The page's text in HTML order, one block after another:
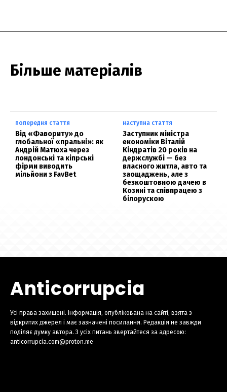
Більше матеріалів
попередня стаття
Від «Фавориту» до
глобальної «пральні»: як
Андрій Матюха через
лондонські та кіпрські
фірми виводить
мільйони з FavBet
наступна стаття
Заступник міністра
економіки Віталій
Кіндратів 20 років на
держслужбі — без
власного житла, авто та
заощаджень, але з
безкоштовною дачею в
Козині та співпрацею з
білорускою
Anticorrupcia
Усі права захищені. Інформація, опублікована на сайті, взята з
відкритих джерел і має зазначені посилання. Редакція не завжди
поділяє думку автора. З усіх питань звертайтеся за адресою:
anticorrupcia.com@proton.me